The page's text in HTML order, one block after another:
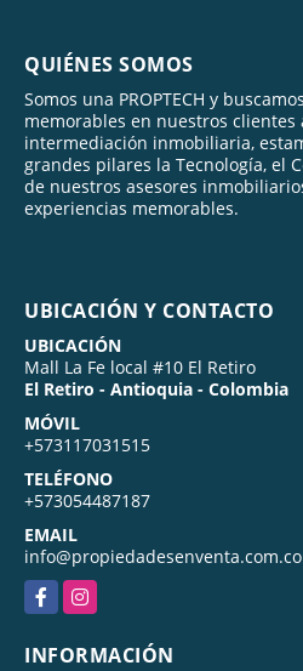
QUIÉNES SOMOS
Somos una PROPTECH y
memorables en nuestros clientes
intermediación inmobiliaria,
grandes pilares la Tecnología, el
de nuestros asesores
experiencias memorables.
UBICACIÓN Y CONTACTO
UBICACIÓN
Mall La Fe local #10 El Retiro
El Retiro - Antioquia - Colombia
MÓVIL
+573117031515
TELÉFONO
+573054487187
EMAIL
info@propiedadesenventa.com.co
FacebookInstagram
INFORMACIÓN